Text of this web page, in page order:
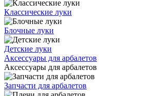
Классические луки
Блочные луки
Детские луки
Аксессуары для арбалетов
Аксессуары для арбалетов
Запчасти для арбалетов